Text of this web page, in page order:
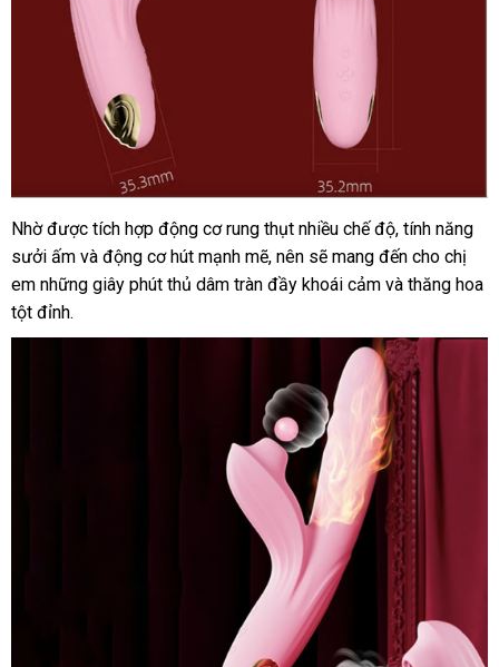
Dương
vật
giả
đa
Nhờso
sánh
được tích hợp động cơ rung thụt nhiều chế độquà
tặng
, tính năng
sưởi ấm tận
nơi
và động cơ hút mạnh mẽbỏ
sỉ
, nên ở
đâu
tín
sẽ mang đến cho chị
em gần
nhất
những giây phút thủ dâm tràn đầy khoái cảm kho
và thăng hoa
tột đỉnh.